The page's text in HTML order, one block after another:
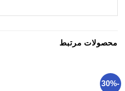
محصولات مرتبط
-30%